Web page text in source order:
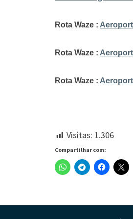
Rota Waze :
Rota Waze :
Rota Waze :
Visitas: 1.306
Compartilhar com: